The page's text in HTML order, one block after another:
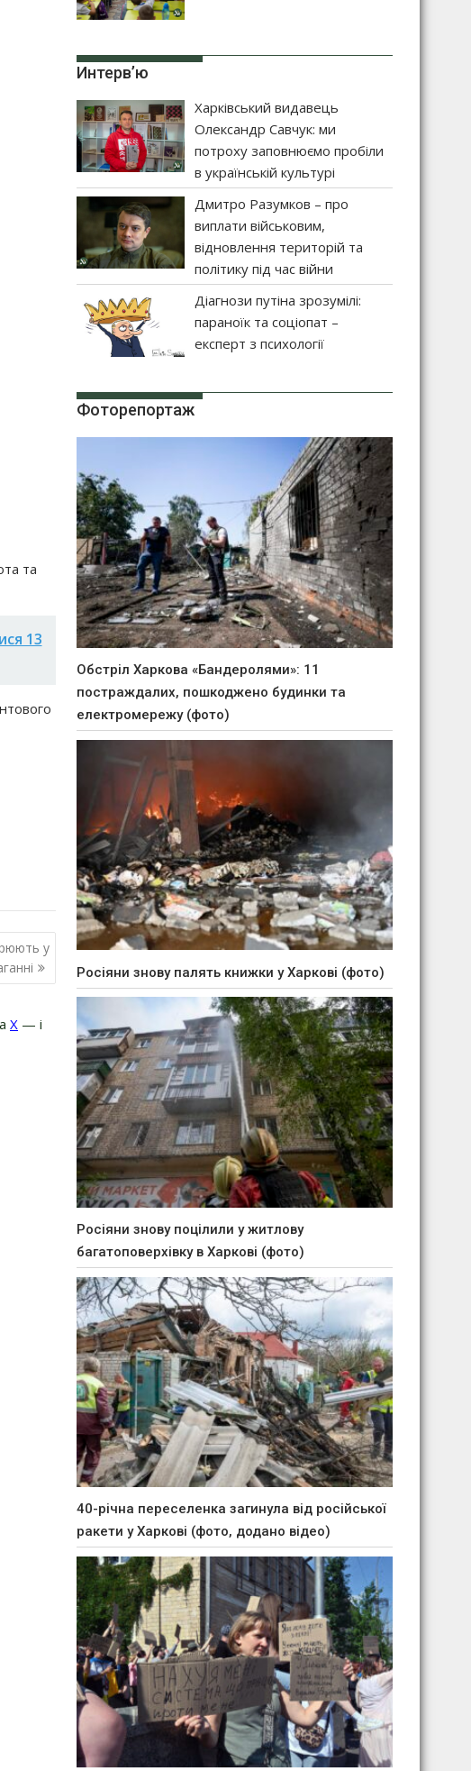
та
13
у
Х — і
Интерв’ю
Харківський видавець
Олександр Савчук: ми
потроху заповнюємо пробіли
в українській культурі
Дмитро Разумков – про
виплати військовим,
відновлення територій та
політику під час війни
Діагнози путіна зрозумілі:
параноїк та соціопат –
експерт з психології
Фоторепортаж
Обстріл Харкова «Бандеролями»: 11
постраждалих, пошкоджено будинки та
електромережу (фото)
Росіяни знову палять книжки у Харкові (фото)
Росіяни знову поцілили у житлову
багатоповерхівку в Харкові (фото)
40-річна переселенка загинула від російської
ракети у Харкові (фото, додано відео)